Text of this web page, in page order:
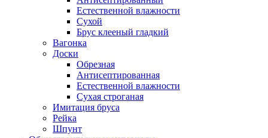
Естественной влажности
Сухой
Брус клееный гладкий
Вагонка
Доски
Обрезная
Антисептированная
Естественной влажности
Сухая строганая
Имитация бруса
Рейка
Шпунт